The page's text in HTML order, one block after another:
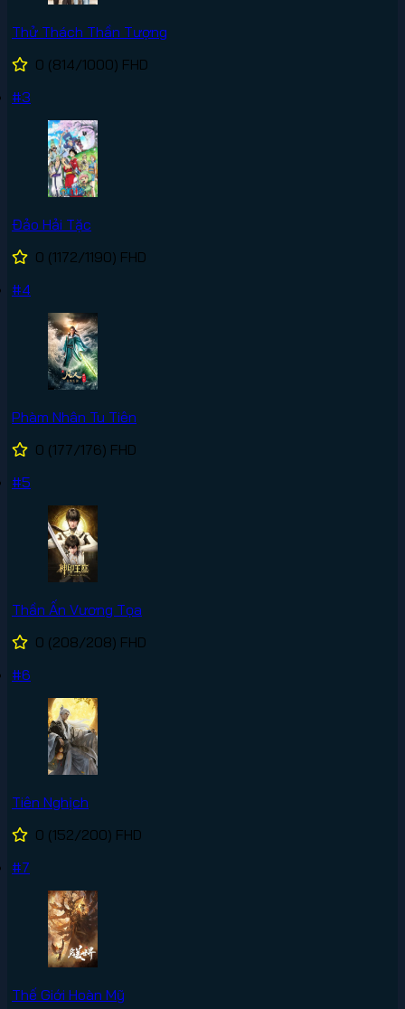
Thử Thách Thần Tượng
0 (814/1000) FHD
#3
Đảo Hải Tặc
0 (1172/1190) FHD
#4
Phàm Nhân Tu Tiên
0 (177/176) FHD
#5
Thần Ấn Vương Tọa
0 (208/208) FHD
#6
Tiên Nghịch
0 (152/200) FHD
#7
Thế Giới Hoàn Mỹ